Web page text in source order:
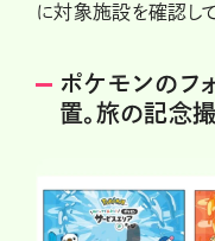
に対象施設を確認して
ポケモンのフ
置。旅の記念